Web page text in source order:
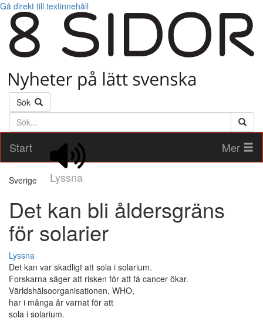
Gå direkt till textinnehåll
Sök
Söktext
Start
Lyssna
Mer
Sverige
Det kan bli åldersgräns
för solarier
Lyssna
Det kan var skadligt att sola i solarium.
Forskarna säger att risken för att få cancer ökar.
Världshälsoorganisationen, WHO,
har i många år varnat för att
sola i solarium.